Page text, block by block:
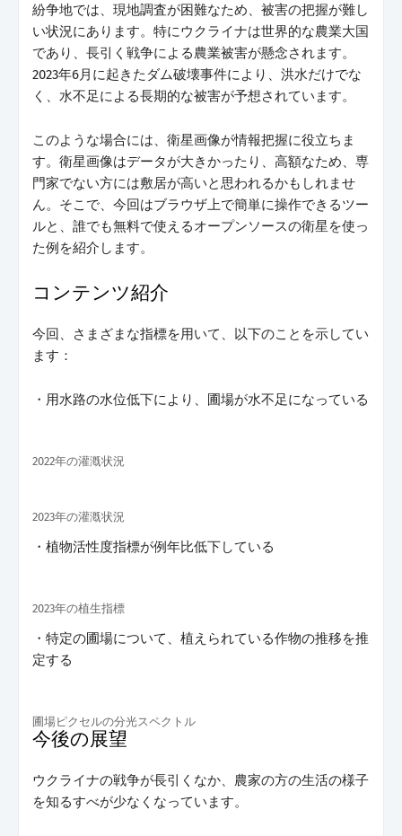
紛争地では、現地調査が困難なため、被害の把握が難し
い状況にあります。特にウクライナは世界的な農業大国
であり、長引く戦争による農業被害が懸念されます。
2023年6月に起きたダム破壊事件により、洪水だけでな
く、水不足による長期的な被害が予想されています。
このような場合には、衛星画像が情報把握に役立ちま
す。衛星画像はデータが大きかったり、高額なため、専
門家でない方には敷居が高いと思われるかもしれませ
ん。そこで、今回はブラウザ上で簡単に操作できるツー
ルと、誰でも無料で使えるオープンソースの衛星を使っ
た例を紹介します。
コンテンツ紹介
今回、さまざまな指標を用いて、以下のことを示してい
ます：
・用水路の水位低下により、圃場が水不足になっている
2022年の灌漑状況
2023年の灌漑状況
・植物活性度指標が例年比低下している
2023年の植生指標
・特定の圃場について、植えられている作物の推移を推
定する
圃場ピクセルの分光スペクトル
今後の展望
ウクライナの戦争が長引くなか、農家の方の生活の様子
を知るすべが少なくなっています。